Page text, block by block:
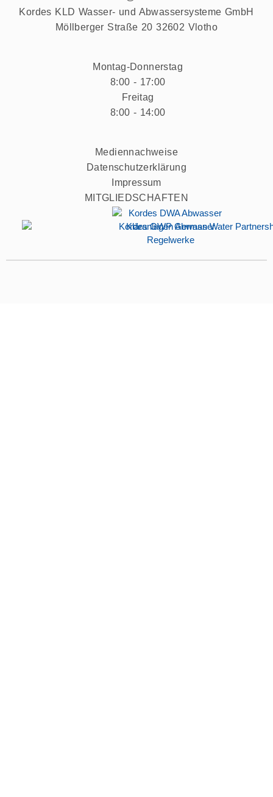
Kordes KLD Wasser- und Abwassersysteme GmbH
Möllberger Straße 20 32602 Vlotho
Montag-Donnerstag
8:00 - 17:00
Freitag
8:00 - 14:00
Mediennachweise
Datenschutzerklärung
Impressum
MITGLIEDSCHAFTEN